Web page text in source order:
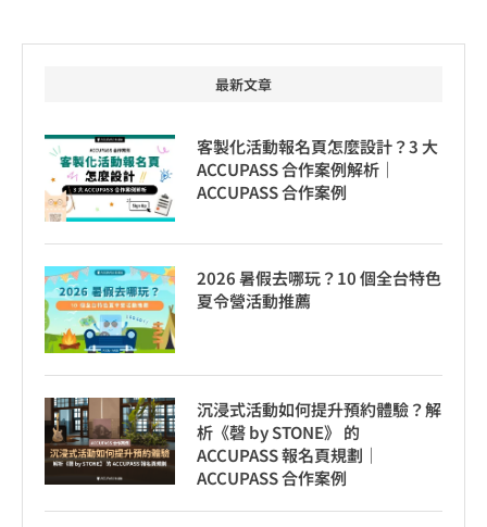
最新文章
客製化活動報名頁怎麼設計？3 大
ACCUPASS 合作案例解析｜
ACCUPASS 合作案例
2026 暑假去哪玩？10 個全台特色
夏令營活動推薦
沉浸式活動如何提升預約體驗？解
析《磬 by STONE》 的
ACCUPASS 報名頁規劃｜
ACCUPASS 合作案例